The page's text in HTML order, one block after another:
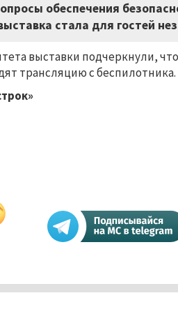
обеспечения
стала для гостей
выставки подчеркнули,
трансляцию с беспилотника.